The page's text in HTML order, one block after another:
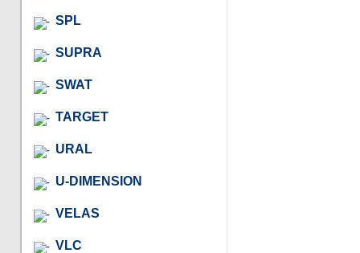
SPL
SUPRA
SWAT
TARGET
URAL
U-DIMENSION
VELAS
VLC